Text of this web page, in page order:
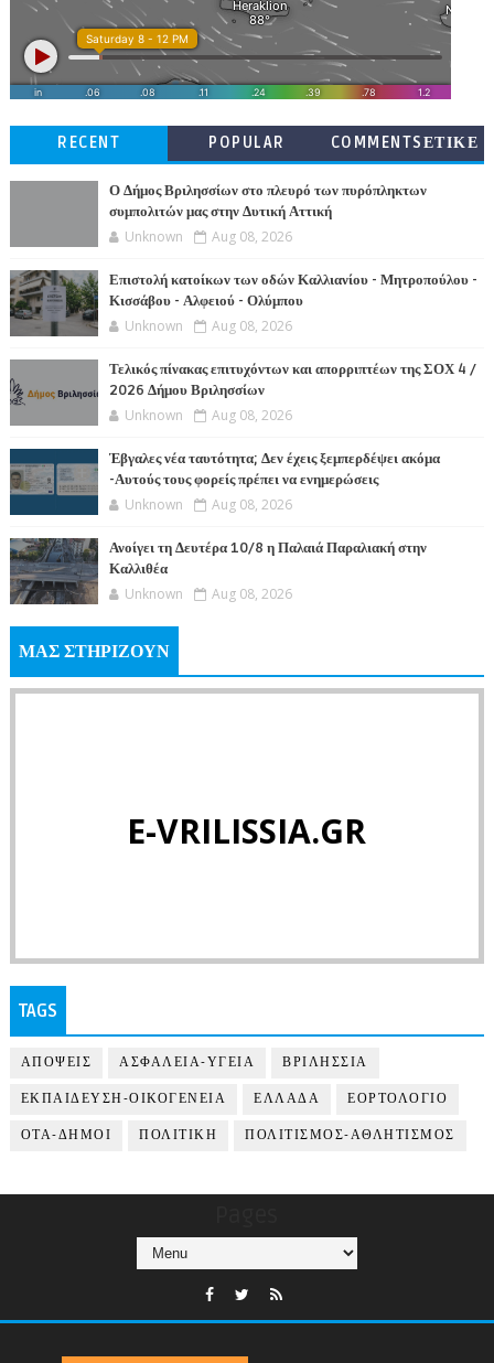
RECENT POPULAR
COMMENTSΕΤΙΚΕ
Ο Δήμος Βριλησσίων στο πλευρό των πυρόπληκτων
συμπολιτών μας στην Δυτική Αττική
Unknown Aug 08, 2026
Επιστολή κατοίκων των οδών Καλλιανίου - Μητροπούλου -
Κισσάβου - Αλφειού - Ολύμπου
Unknown Aug 08, 2026
Τελικός πίνακας επιτυχόντων και απορριπτέων της ΣΟΧ 4 /
2026 Δήμου Βριλησσίων
Unknown Aug 08, 2026
Έβγαλες νέα ταυτότητα; Δεν έχεις ξεμπερδέψει ακόμα
-Αυτούς τους φορείς πρέπει να ενημερώσεις
Unknown Aug 08, 2026
Ανοίγει τη Δευτέρα 10/8 η Παλαιά Παραλιακή στην
Καλλιθέα
Unknown Aug 08, 2026
ΜΑΣ ΣΤΗΡΙΖΟΥΝ
E-VRILISSIA.GR
TAGS
ΑΠΟΨΕΙΣ ΑΣΦΑΛΕΙΑ-ΥΓΕΙΑ ΒΡΙΛΗΣΣΙΑ
ΕΚΠΑΙΔΕΥΣΗ-ΟΙΚΟΓΕΝΕΙΑ ΕΛΛΑΔΑ ΕΟΡΤΟΛΟΓΙΟ
ΟΤΑ-ΔΗΜΟΙ ΠΟΛΙΤΙΚΗ ΠΟΛΙΤΙΣΜΟΣ-ΑΘΛΗΤΙΣΜΟΣ